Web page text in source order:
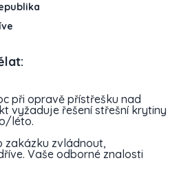
při opravě přístřešku nad
vyžaduje řešení střešní krytiny
léto.
zakázku zvládnout,
Vaše odborné znalosti